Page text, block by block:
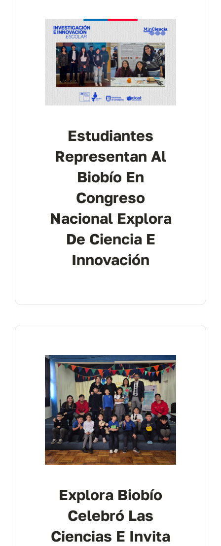
Estudiantes
Representan Al
Biobío En
Congreso
Nacional Explora
De Ciencia E
Innovación
Explora Biobío
Celebró Las
Ciencias E Invita